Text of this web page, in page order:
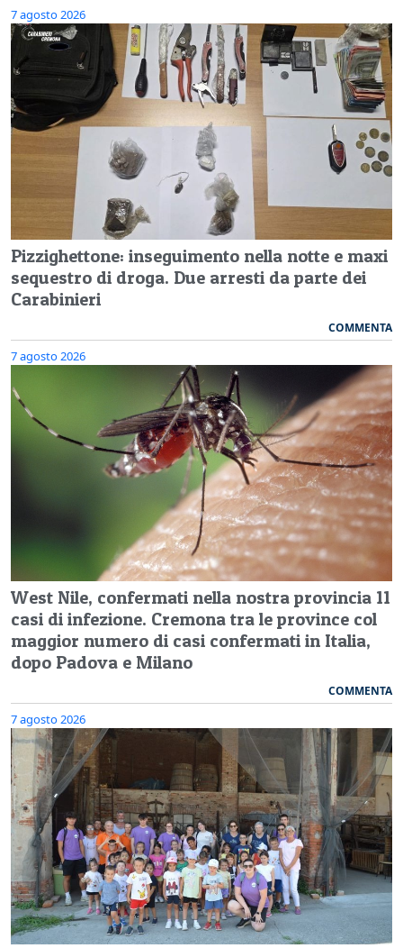
7 agosto 2026
Pizzighettone: inseguimento nella notte e maxi
sequestro di droga. Due arresti da parte dei
Carabinieri
COMMENTA
7 agosto 2026
West Nile, confermati nella nostra provincia 11
casi di infezione. Cremona tra le province col
maggior numero di casi confermati in Italia,
dopo Padova e Milano
COMMENTA
7 agosto 2026